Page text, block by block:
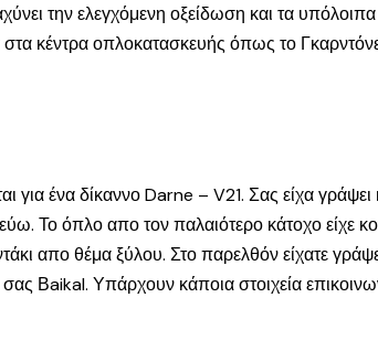
την ελεγχόμενη οξείδωση και τα
στα κέντρα οπλοκατασκευής όπως το
ένα δίκαννο Darne – V21. Σας είχα γράψει
Το όπλο απο τον παλαιότερο κάτοχο είχε
απο θέμα ξύλου. Στο παρελθόν είχατε
Βaikal. Υπάρχουν κάποια στοιχεία